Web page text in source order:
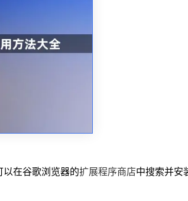
以在谷歌浏览器的扩展程序商店中搜索并安